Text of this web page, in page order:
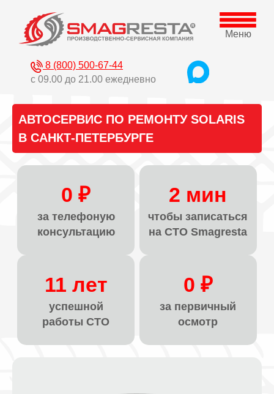
Меню
8 (800) 500-67-44
с 09.00 до 21.00 ежедневно
АВТОСЕРВИС ПО РЕМОНТУ SOLARIS
В САНКТ-ПЕТЕРБУРГЕ
0 ₽
за телефоную
консультацию
2 мин
чтобы записаться
на СТО Smagresta
11 лет
успешной
работы СТО
0 ₽
за первичный
осмотр